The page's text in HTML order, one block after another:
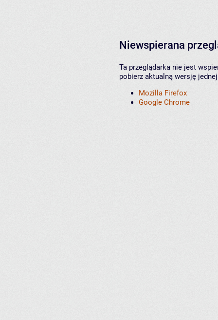
Niewspierana
Ta przeglądarka nie jest
pobierz aktualną wersję
Mozilla Firefox
Google Chrome